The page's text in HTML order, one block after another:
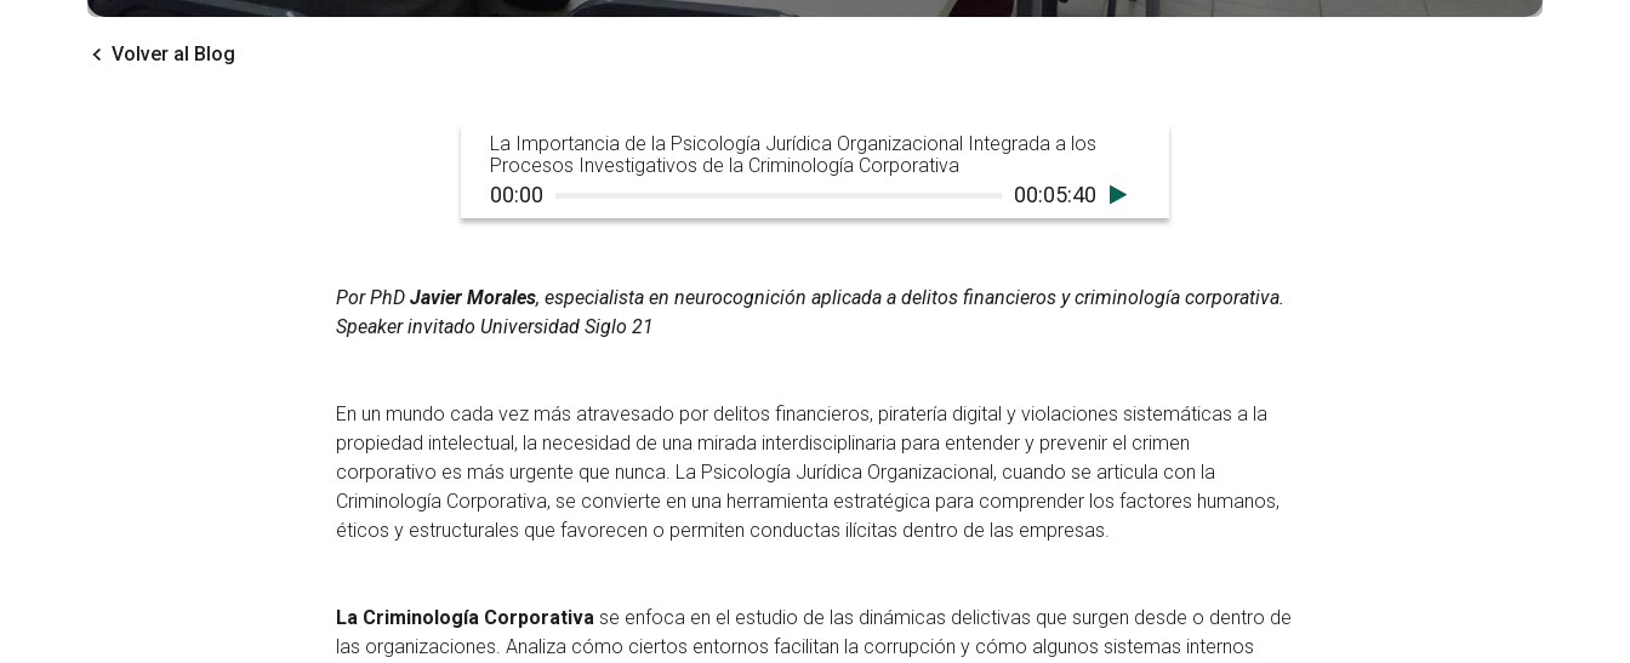
Volver al Blog
La Importancia de la Psicología Jurídica Organizacional Integrada a los
Procesos Investigativos de la Criminología Corporativa
00:00 00:05:40
Por PhD Javier Morales, especialista en neurocognición aplicada a delitos financieros y criminología corporativa.
Speaker invitado Universidad Siglo 21
En un mundo cada vez más atravesado por delitos financieros, piratería digital y violaciones sistemáticas a la
propiedad intelectual, la necesidad de una mirada interdisciplinaria para entender y prevenir el crimen
corporativo es más urgente que nunca. La Psicología Jurídica Organizacional, cuando se articula con la
Criminología Corporativa, se convierte en una herramienta estratégica para comprender los factores humanos,
éticos y estructurales que favorecen o permiten conductas ilícitas dentro de las empresas.
La Criminología Corporativa se enfoca en el estudio de las dinámicas delictivas que surgen desde o dentro de
las organizaciones. Analiza cómo ciertos entornos facilitan la corrupción y cómo algunos sistemas internos